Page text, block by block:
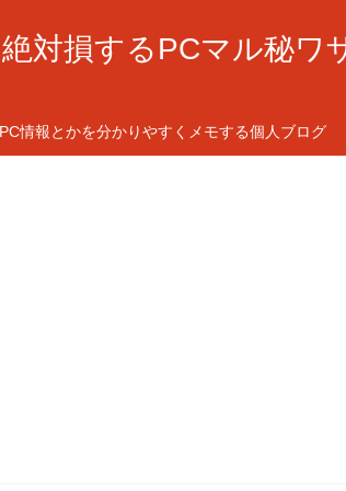
対損するPCマル秘ワ
情報とかを分かりやすくメモする個人ブログ